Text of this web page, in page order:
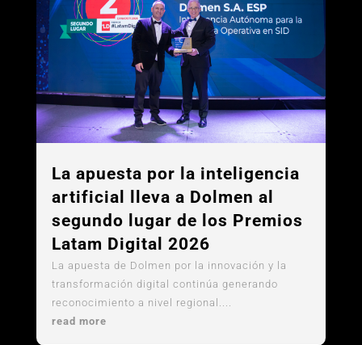
La apuesta por la inteligencia
artificial lleva a Dolmen al
segundo lugar de los Premios
Latam Digital 2026
La apuesta de Dolmen por la innovación y la
transformación digital continúa generando
reconocimiento a nivel regional....
read more